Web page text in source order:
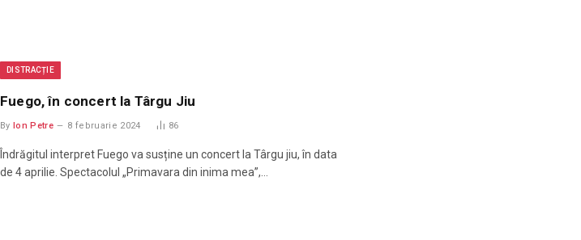
DISTRACȚIE
Fuego, în concert la Târgu Jiu
By Ion Petre 8 februarie 2024 86
Îndrăgitul interpret Fuego va susține un concert la Târgu jiu, în data
de 4 aprilie. Spectacolul „Primavara din inima mea”,…